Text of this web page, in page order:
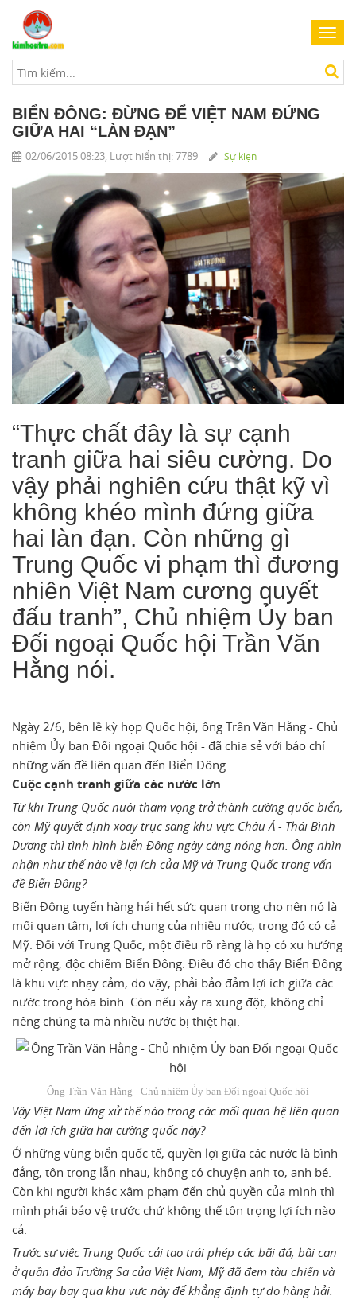
BIỂN ĐÔNG: ĐỪNG ĐỂ VIỆT NAM ĐỨNG
GIỮA HAI “LÀN ĐẠN”
02/06/2015 08:23, Lượt hiển thị: 7789 Sự kiện
“Thực chất đây là sự cạnh
tranh giữa hai siêu cường. Do
vậy phải nghiên cứu thật kỹ vì
không khéo mình đứng giữa
hai làn đạn. Còn những gì
Trung Quốc vi phạm thì đương
nhiên Việt Nam cương quyết
đấu tranh”, Chủ nhiệm Ủy ban
Đối ngoại Quốc hội Trần Văn
Hằng nói.
Ngày 2/6, bên lề kỳ họp Quốc hội, ông Trần Văn Hằng - Chủ
nhiệm Ủy ban Đối ngoại Quốc hội - đã chia sẻ với báo chí
những vấn đề liên quan đến Biển Đông.
Cuộc cạnh tranh giữa các nước lớn
Từ khi Trung Quốc nuôi tham vọng trở thành cường quốc biển,
còn Mỹ quyết định xoay trục sang khu vực Châu Á - Thái Bình
Dương thì tình hình biển Đông ngày càng nóng hơn. Ông nhìn
nhận như thế nào về lợi ích của Mỹ và Trung Quốc trong vấn
đề Biển Đông?
Biển Đông tuyến hàng hải hết sức quan trọng cho nên nó là
mối quan tâm, lợi ích chung của nhiều nước, trong đó có cả
Mỹ. Đối với Trung Quốc, một điều rõ ràng là họ có xu hướng
mở rộng, độc chiếm Biển Đông. Điều đó cho thấy Biển Đông
là khu vực nhạy cảm, do vậy, phải bảo đảm lợi ích giữa các
nước trong hòa bình. Còn nếu xảy ra xung đột, không chỉ
riêng chúng ta mà nhiều nước bị thiệt hại.
Ông Trần Văn Hằng - Chủ nhiệm Ủy ban Đối ngoại Quốc hội
Vậy Việt Nam ứng xử thế nào trong các mối quan hệ liên quan
đến lợi ích giữa hai cường quốc này?
Ở những vùng biển quốc tế, quyền lợi giữa các nước là bình
đẳng, tôn trọng lẫn nhau, không có chuyện anh to, anh bé.
Còn khi người khác xâm phạm đến chủ quyền của mình thì
mình phải bảo vệ trước chứ không thể tôn trọng lợi ích nào
cả.
Trước sự việc Trung Quốc cải tạo trái phép các bãi đá, bãi cạn
ở quần đảo Trường Sa của Việt Nam, Mỹ đã đem tàu chiến và
máy bay bay qua khu vực này để khẳng định tự do hàng hải.